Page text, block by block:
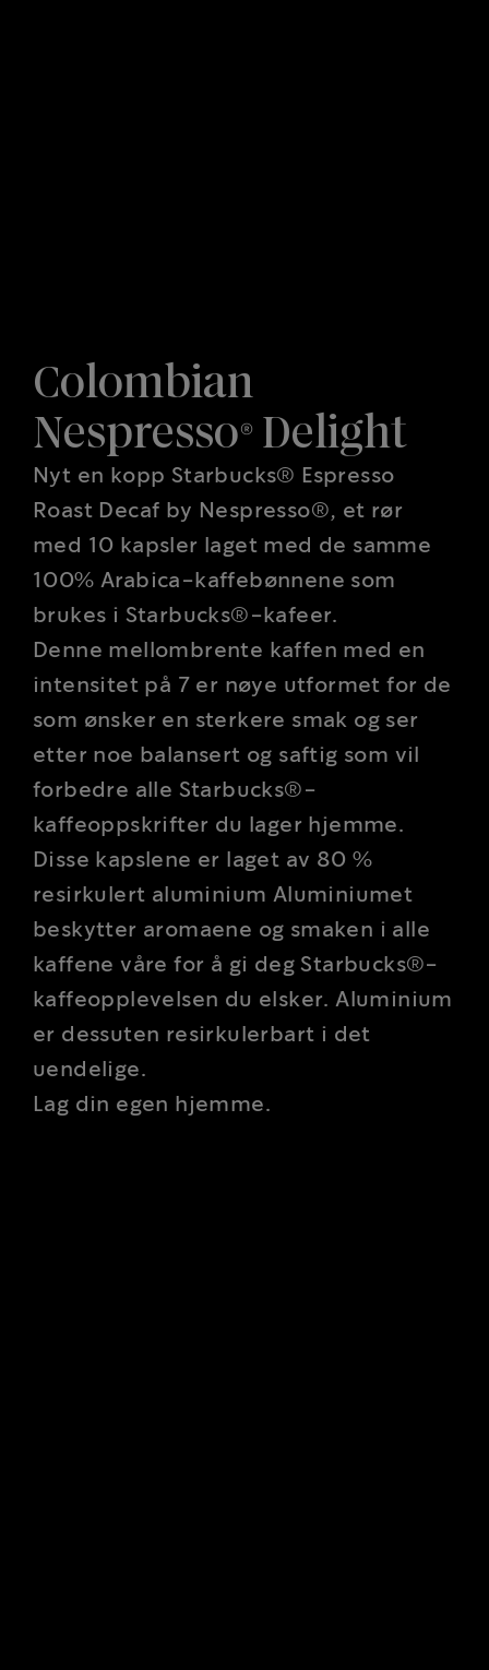
Colombian
Nespresso® Delight
Nyt en kopp Starbucks® Espresso
Roast Decaf by Nespresso®, et rør
med 10 kapsler laget med de samme
100% Arabica-kaffebønnene som
brukes i Starbucks®-kafeer.
Denne mellombrente kaffen med en
intensitet på 7 er nøye utformet for de
som ønsker en sterkere smak og ser
etter noe balansert og saftig som vil
forbedre alle Starbucks®-
kaffeoppskrifter du lager hjemme.
Disse kapslene er laget av 80 %
resirkulert aluminium Aluminiumet
beskytter aromaene og smaken i alle
kaffene våre for å gi deg Starbucks®-
kaffeopplevelsen du elsker. Aluminium
er dessuten resirkulerbart i det
uendelige.
Lag din egen hjemme.